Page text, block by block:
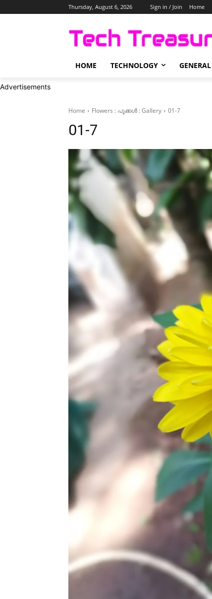
Thursday, August 6, 2026 Sign in / Join Home
HOME TECHNOLOGY GENERAL
Advertisements
Home Flowers : പൂക്കള്‍ : Gallery 01-7
01-7